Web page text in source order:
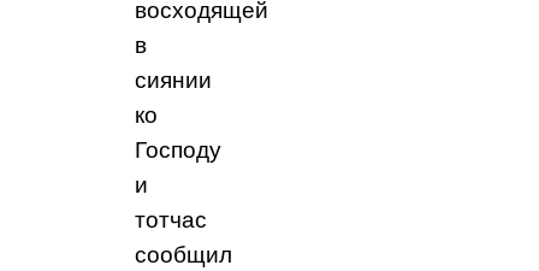
восходящей
в
сиянии
ко
Господу
и
тотчас
сообщил